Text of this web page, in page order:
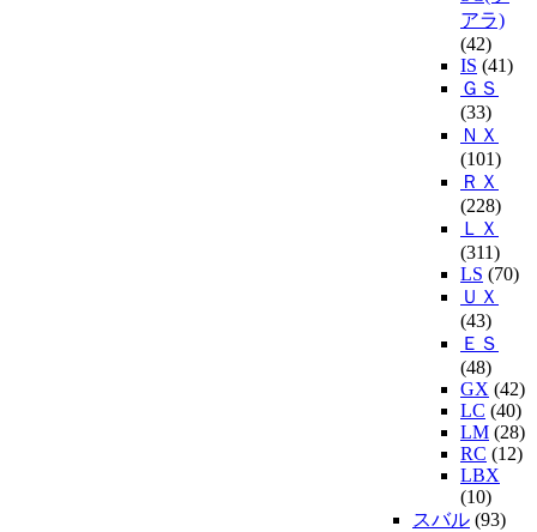
アラ)
(42)
IS (41)
ＧＳ
(33)
ＮＸ
(101)
ＲＸ
(228)
ＬＸ
(311)
LS (70)
ＵＸ
(43)
ＥＳ
(48)
GX (42)
LC (40)
LM (28)
RC (12)
LBX
(10)
スバル (93)